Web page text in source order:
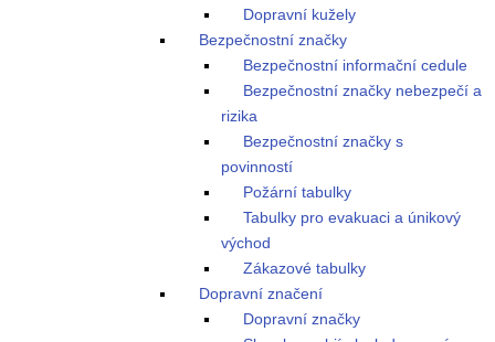
Dopravní kužely
Bezpečnostní značky
Bezpečnostní informační cedule
Bezpečnostní značky nebezpečí a
rizika
Bezpečnostní značky s
povinností
Požární tabulky
Tabulky pro evakuaci a únikový
východ
Zákazové tabulky
Dopravní značení
Dopravní značky